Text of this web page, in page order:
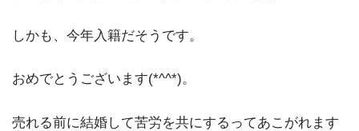
しかも、今年入籍だそうです。
おめでとうございます(*^^*)。
売れる前に結婚して苦労を共にするってあこがれます